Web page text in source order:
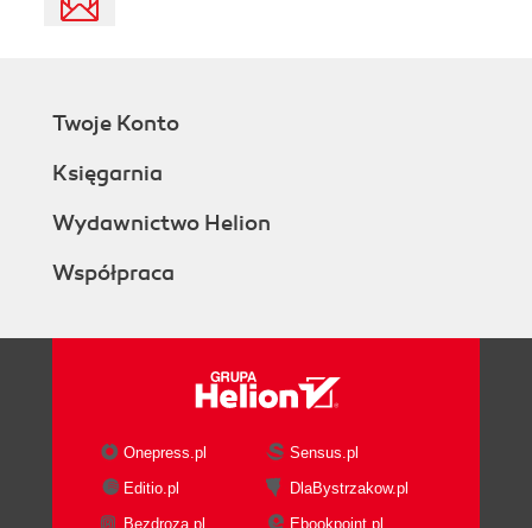
Twoje Konto
Księgarnia
Wydawnictwo Helion
Współpraca
Onepress.pl
Sensus.pl
Editio.pl
DlaBystrzakow.pl
Bezdroza.pl
Ebookpoint.pl